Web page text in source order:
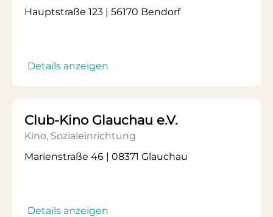
Hauptstraße 123 | 56170 Bendorf
Details anzeigen
Club-Kino Glauchau e.V.
Kino, Sozialeinrichtung
Marienstraße 46 | 08371 Glauchau
Details anzeigen